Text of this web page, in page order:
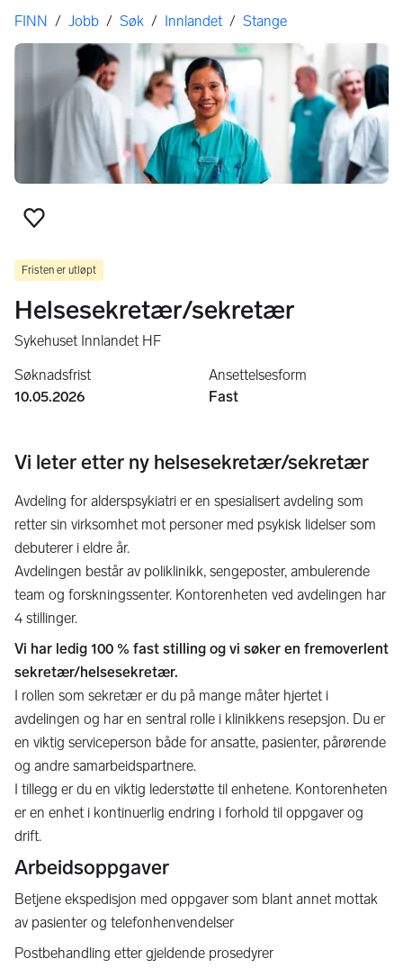
Her er du
FINN / Jobb / Søk / Innlandet / Stange
Fristen er utløpt
Helsesekretær/sekretær
Sykehuset Innlandet HF
Søknadsfrist
10.05.2026
Ansettelsesform
Fast
Vi leter etter ny helsesekretær/sekretær
Avdeling for alderspsykiatri er en spesialisert avdeling som
retter sin virksomhet mot personer med psykisk lidelser som
debuterer i eldre år.
Avdelingen består av poliklinikk, sengeposter, ambulerende
team og forskningssenter. Kontorenheten ved avdelingen har
4 stillinger.
Vi har ledig 100 % fast stilling og vi søker en fremoverlent
sekretær/helsesekretær.
I rollen som sekretær er du på mange måter hjertet i
avdelingen og har en sentral rolle i klinikkens resepsjon. Du er
en viktig serviceperson både for ansatte, pasienter, pårørende
og andre samarbeidspartnere.
I tillegg er du en viktig lederstøtte til enhetene. Kontorenheten
er en enhet i kontinuerlig endring i forhold til oppgaver og
drift.
Arbeidsoppgaver
Betjene ekspedisjon med oppgaver som blant annet mottak
av pasienter og telefonhenvendelser
Postbehandling etter gjeldende prosedyrer